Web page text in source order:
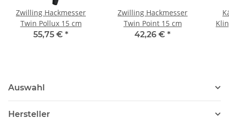
Zwilling Hackmesser
Twin Pollux 15 cm
55,75 € *
Zwilling Hackmesser
Twin Point 15 cm
42,26 € *
Auswahl
Hersteller